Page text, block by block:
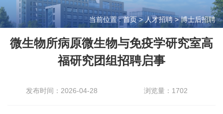
当前位置 :首页>人才招聘>博士后招聘
微生物所病原微生物与免疫学研究室高
福研究团组招聘启事
发布时间：2026-04-28 浏览量：1702